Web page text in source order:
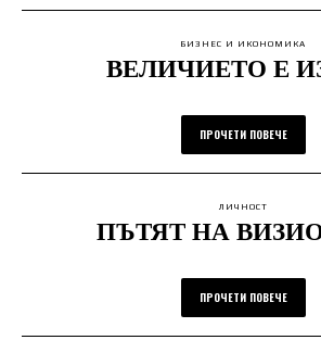
БИЗНЕС И ИКОНОМИКА
ВЕЛИЧИЕТО Е
ПРОЧЕТИ ПОВЕЧЕ
ЛИЧНОСТ
ПЪТЯТ НА
ПРОЧЕТИ ПОВЕЧЕ